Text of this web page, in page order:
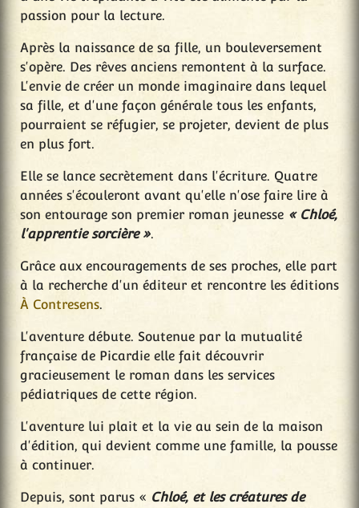
passion pour la lecture.
Après la naissance de sa fille, un bouleversement
s'opère. Des rêves anciens remontent à la surface.
L'envie de créer un monde imaginaire dans lequel
sa fille, et d'une façon générale tous les enfants,
pourraient se réfugier, se projeter, devient de plus
en plus fort.
Elle se lance secrètement dans l'écriture. Quatre
années s'écouleront avant qu'elle n'ose faire lire à
son entourage son premier roman jeunesse « Chloé,
l'apprentie sorcière ».
Grâce aux encouragements de ses proches, elle part
à la recherche d'un éditeur et rencontre les éditions
À Contresens.
L'aventure débute. Soutenue par la mutualité
française de Picardie elle fait découvrir
gracieusement le roman dans les services
pédiatriques de cette région.
L'aventure lui plait et la vie au sein de la maison
d'édition, qui devient comme une famille, la pousse
à continuer.
Depuis, sont parus « Chloé, et les créatures de